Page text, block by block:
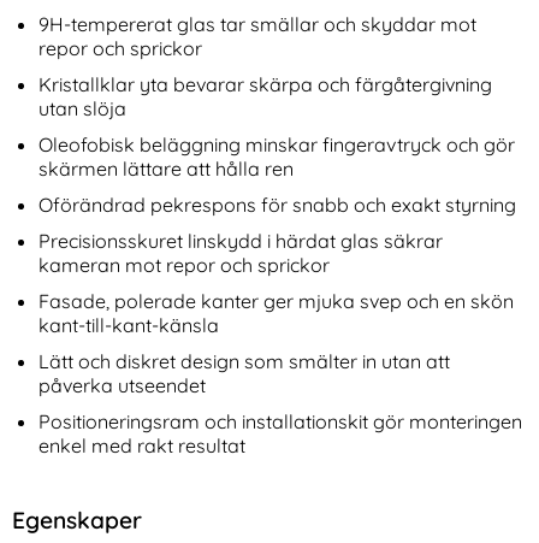
9H-tempererat glas tar smällar och skyddar mot
repor och sprickor
Kristallklar yta bevarar skärpa och färgåtergivning
utan slöja
Oleofobisk beläggning minskar fingeravtryck och gör
skärmen lättare att hålla ren
Oförändrad pekrespons för snabb och exakt styrning
Precisionsskuret linskydd i härdat glas säkrar
kameran mot repor och sprickor
Fasade, polerade kanter ger mjuka svep och en skön
kant-till-kant-känsla
Lätt och diskret design som smälter in utan att
påverka utseendet
Positioneringsram och installationskit gör monteringen
enkel med rakt resultat
Egenskaper